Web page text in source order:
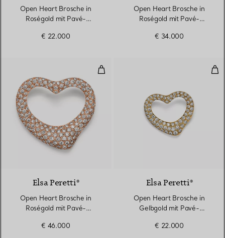
Open Heart Brosche in
Roségold mit Pavé-
€ 22.000
Open Heart Brosche in
Roségold mit Pavé-
€ 34.000
Open Heart Brosche in
Elsa Peretti®
Open Heart Brosche in
Roségold mit Pavé-
€ 46.000
Elsa Peretti®
Open Heart Brosche in
Gelbgold mit Pavé-
€ 22.000